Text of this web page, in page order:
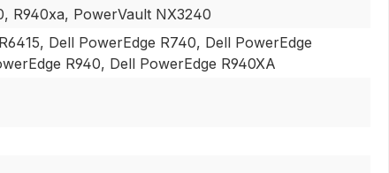
R940xa, PowerVault NX3240
Dell PowerEdge R740, Dell PowerEdge
R940, Dell PowerEdge R940XA